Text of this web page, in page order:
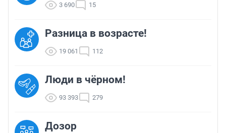
3 690 15
Разница в возрасте!
19 061 112
Люди в чёрном!
93 393 279
Дозор